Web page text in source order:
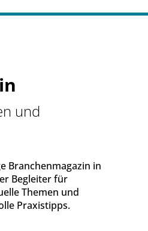
und
Branchenmagazin in
Begleiter für
Themen und
Praxistipps.